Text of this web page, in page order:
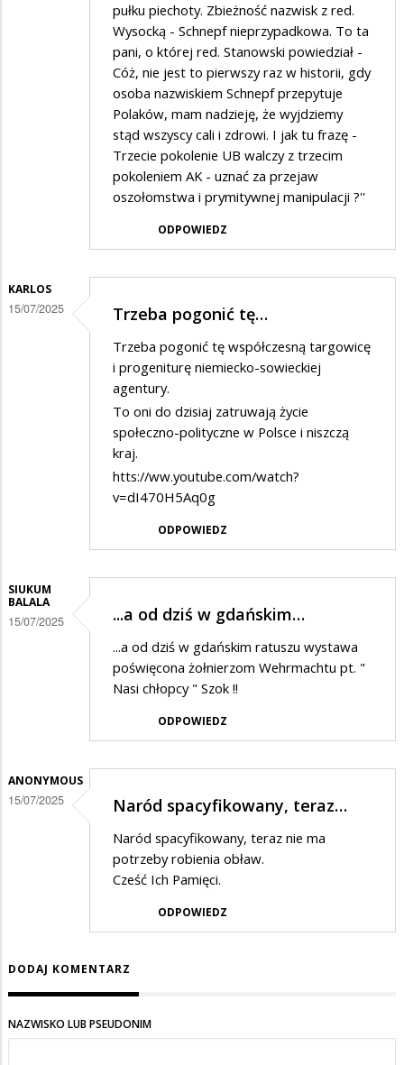
pułku piechoty. Zbieżność nazwisk z red.
Wysocką - Schnepf nieprzypadkowa. To ta
pani, o której red. Stanowski powiedział -
Cóż, nie jest to pierwszy raz w historii, gdy
osoba nazwiskiem Schnepf przepytuje
Polaków, mam nadzieję, że wyjdziemy
stąd wszyscy cali i zdrowi. I jak tu frazę -
Trzecie pokolenie UB walczy z trzecim
pokoleniem AK - uznać za przejaw
oszołomstwa i prymitywnej manipulacji ?''
ODPOWIEDZ
KARLOS
15/07/2025 Trzeba pogonić tę…
Trzeba pogonić tę współczesną targowicę
i progeniturę niemiecko-sowieckiej
agentury.
To oni do dzisiaj zatruwają życie
społeczno-polityczne w Polsce i niszczą
kraj.
htts://ww.youtube.com/watch?
v=dI470H5Aq0g
ODPOWIEDZ
SIUKUM
BALALA
15/07/2025 ...a od dziś w gdańskim…
...a od dziś w gdańskim ratuszu wystawa
poświęcona żołnierzom Wehrmachtu pt. "
Nasi chłopcy " Szok !!
ODPOWIEDZ
ANONYMOUS
15/07/2025 Naród spacyfikowany, teraz…
Naród spacyfikowany, teraz nie ma
potrzeby robienia obław.
Cześć Ich Pamięci.
ODPOWIEDZ
DODAJ KOMENTARZ
NAZWISKO LUB PSEUDONIM